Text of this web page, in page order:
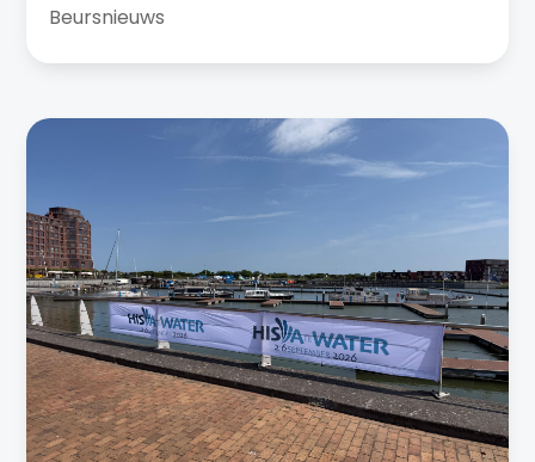
Beursnieuws